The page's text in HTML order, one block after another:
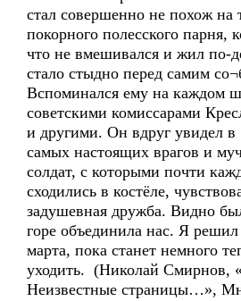
стал совершенно не похож на
покорного полесского парня,
что не вмешивался и жил по-
стало стыдно перед самим
Вспоминался ему на каждом
советскими комиссарами
и другими. Он вдруг увидел в
самых настоящих врагов и
солдат, с которыми почти
сходились в костёле,
задушевная дружба. Видно
горе объединила нас. Я решил
марта, пока станет немного
уходить. (Николай Смирнов,
Неизвестные страницы…»,